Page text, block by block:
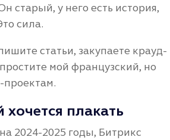
старый, у него есть история,
сила.
статьи, закупаете крауд-
мой французский, но
проектам.
плакать
2024-2025 годы, Битрикс